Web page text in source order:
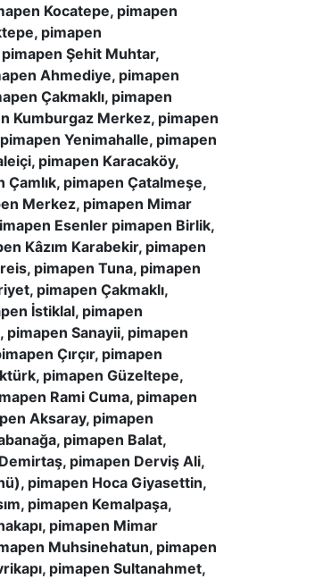
Kocatepe, pimapen
pimapen
Şehit Muhtar,
Ahmediye, pimapen
Çakmaklı, pimapen
Kumburgaz Merkez, pimapen
Yenimahalle, pimapen
pimapen Karacaköy,
pimapen Çatalmeşe,
Merkez, pimapen Mimar
Esenler pimapen Birlik,
Kâzım Karabekir, pimapen
pimapen Tuna, pimapen
pimapen Çakmaklı,
İstiklal, pimapen
Sanayii, pimapen
Çırçır, pimapen
pimapen Güzeltepe,
Rami Cuma, pimapen
Aksaray, pimapen
pimapen Balat,
pimapen Derviş Ali,
pimapen Hoca Giyasettin,
pimapen Kemalpaşa,
pimapen Mimar
Muhsinehatun, pimapen
pimapen Sultanahmet,